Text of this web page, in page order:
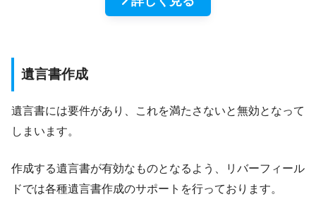
遺言書作成
遺言書には要件があり、これを満たさないと無効となって
しまいます。
作成する遺言書が有効なものとなるよう、リバーフィール
ドでは各種遺言書作成のサポートを行っております。